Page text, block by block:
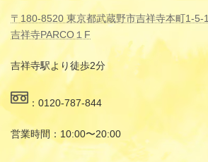
〒180-8520 東京都武蔵野市吉祥寺本町1-5-1
吉祥寺PARCO１F
吉祥寺駅より徒歩2分
：0120-787-844
営業時間：10:00〜20:00